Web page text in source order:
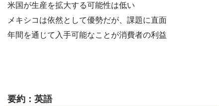
米国が生産を拡大する可能性は低い
メキシコは依然として優勢だが、課題に直面
年間を通じて入手可能なことが消費者の利益
要約：英語